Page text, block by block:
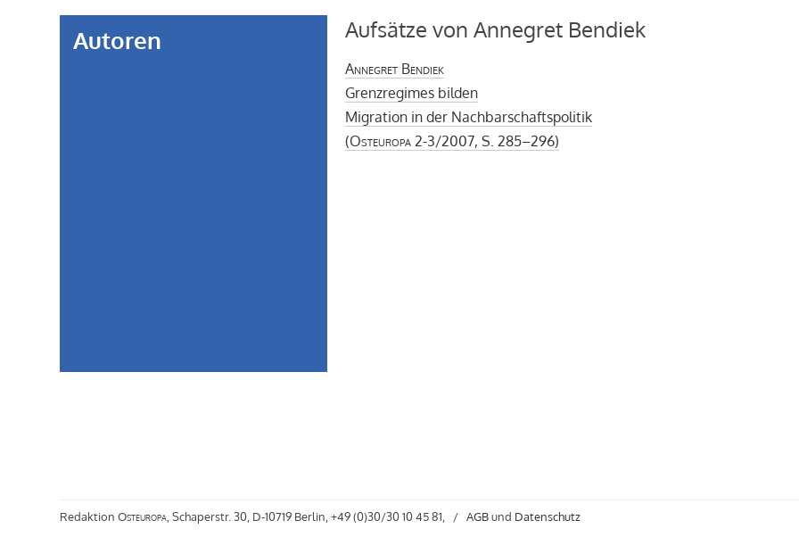
Autoren Aufsätze von Annegret Bendiek
Annegret Bendiek
Grenzregimes bilden
Migration in der Nachbarschaftspolitik
(Osteuropa 2-3/2007, S. 285–296)
RedaktionOsteuropa , Schaperstr. 30, D-10719 Berlin, +49 (0)30/30 10 45 81, /AGBund Datenschutz